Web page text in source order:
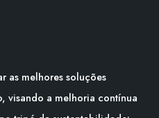
as melhores soluções
visando a melhoria contínua